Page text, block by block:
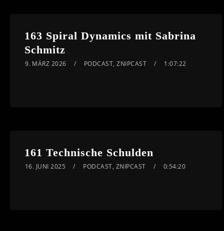
163 Spiral Dynamics mit Sabrina
Schmitz
9. MÄRZ 2026 PODCAST,ZNIPCAST 1:07:22
161 Technische Schulden
16. JUNI 2025 PODCAST, ZNIPCAST 0:54:20